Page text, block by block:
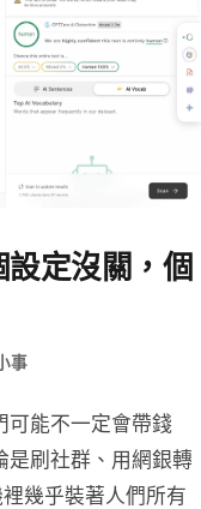
定沒關，個
事
可能不一定會帶錢
是刷社群、用網銀轉
幾乎裝著人們所有